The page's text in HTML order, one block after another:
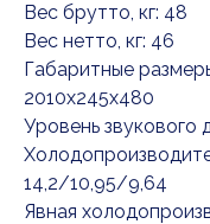
Вес брутто, кг: 48
Вес нетто, кг: 46
Габаритные
2010x245x480
Уровень звукового
14,2/10,95/9,64
Явная